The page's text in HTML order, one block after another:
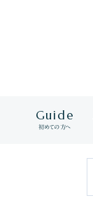
Guide
初めての方へ